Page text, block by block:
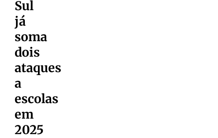
Sul
já
soma
dois
ataques
a
escolas
em
2025